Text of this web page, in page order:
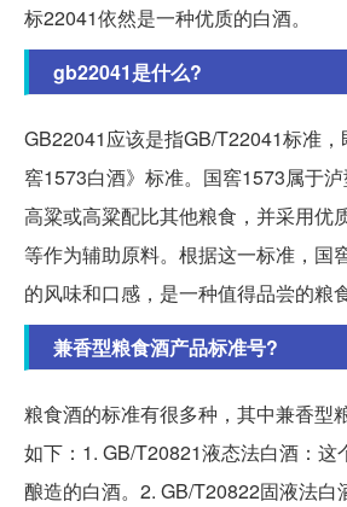
标22041依然是一种优质的白酒。
gb22041是什么?
GB22041应该是指GB/T22041标准
窖1573白酒》标准。国窖1573属于
高粱或高粱配比其他粮食，并采用优
等作为辅助原料。根据这一标准，国
的风味和口感，是一种值得品尝的粮食
兼香型粮食酒产品标准号?
粮食酒的标准有很多种，其中兼香型
如下：1. GB/T20821液态法白酒：这
酿造的白酒。2. GB/T20822固液法白